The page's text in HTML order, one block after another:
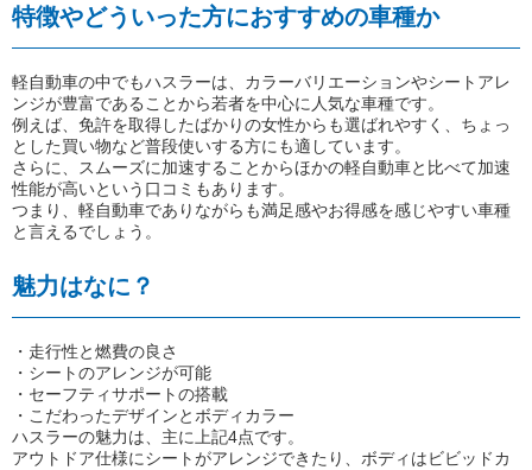
特徴やどういった方におすすめの車種か
軽自動車の中でもハスラーは、カラーバリエーションやシートアレ
ンジが豊富であることから若者を中心に人気な車種です。
例えば、免許を取得したばかりの女性からも選ばれやすく、ちょっ
とした買い物など普段使いする方にも適しています。
さらに、スムーズに加速することからほかの軽自動車と比べて加速
性能が高いという口コミもあります。
つまり、軽自動車でありながらも満足感やお得感を感じやすい車種
と言えるでしょう。
魅力はなに？
・走行性と燃費の良さ
・シートのアレンジが可能
・セーフティサポートの搭載
・こだわったデザインとボディカラー
ハスラーの魅力は、主に上記4点です。
アウトドア仕様にシートがアレンジできたり、ボディはビビッドカ